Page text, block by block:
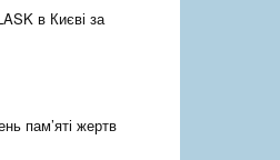
в Києві за
пам’яті жертв